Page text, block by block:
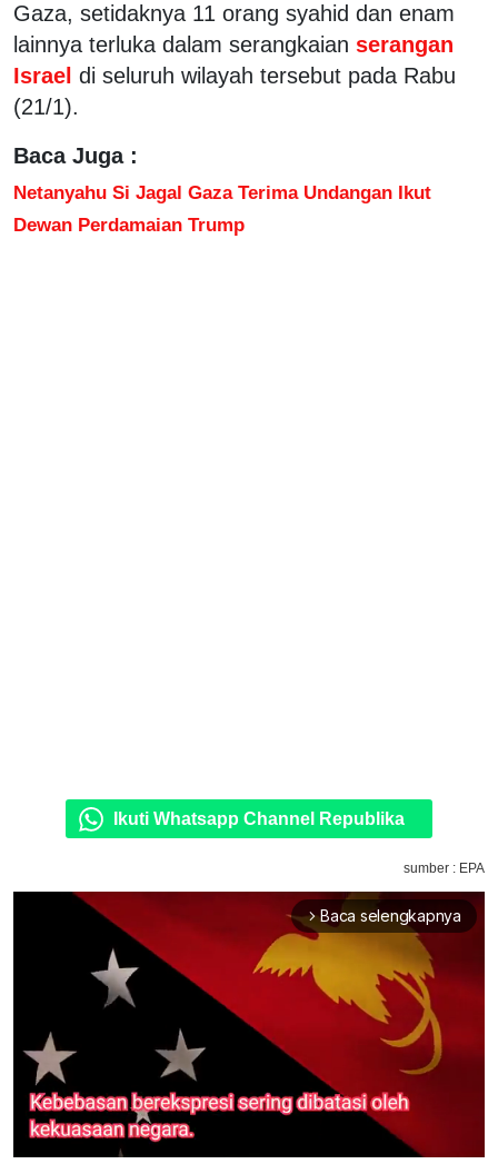
Gaza, setidaknya 11 orang syahid dan enam
lainnya terluka dalam serangkaian serangan
Israel di seluruh wilayah tersebut pada Rabu
(21/1).
Baca Juga :
Netanyahu Si Jagal Gaza Terima Undangan Ikut
Dewan Perdamaian Trump
Ikuti Whatsapp Channel Republika
sumber : EPA
arrow_forward_ios Baca selengkapnya